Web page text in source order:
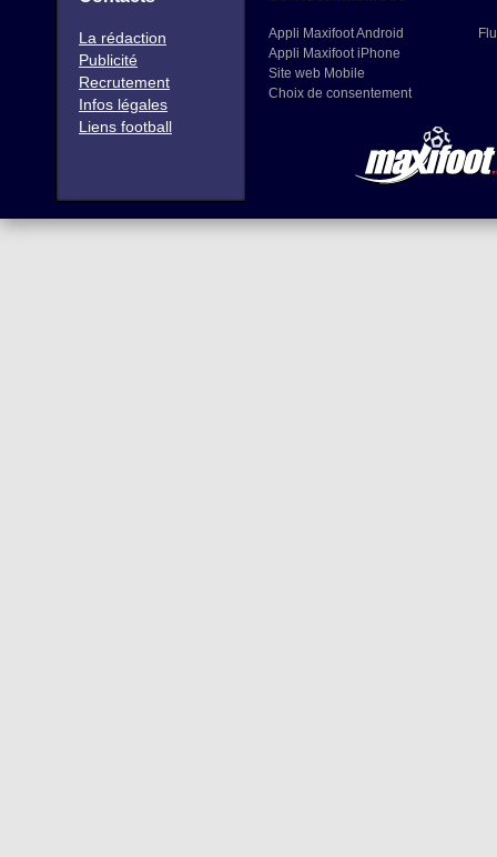
La rédaction
Publicité
Recrutement
Infos légales
Liens football
Appli Maxifoot Android
Appli Maxifoot iPhone
Site web Mobile
Choix de consentement